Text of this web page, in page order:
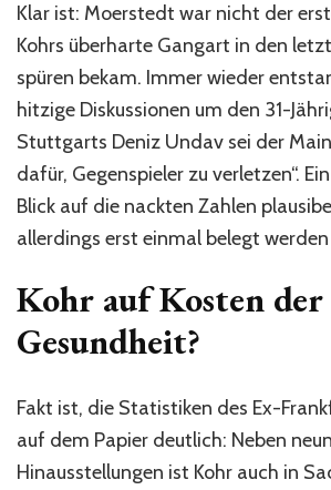
Klar ist: Moerstedt war nicht der
Kohrs überharte Gangart in den
spüren bekam. Immer wieder
hitzige Diskussionen um den 31-
Stuttgarts Deniz Undav sei der
dafür, Gegenspieler zu verletzen“.
Blick auf die nackten Zahlen
allerdings erst einmal belegt werden
Kohr auf Kosten der
Gesundheit?
Fakt ist, die Statistiken des Ex-
auf dem Papier deutlich: Neben neun
Hinausstellungen ist Kohr auch in